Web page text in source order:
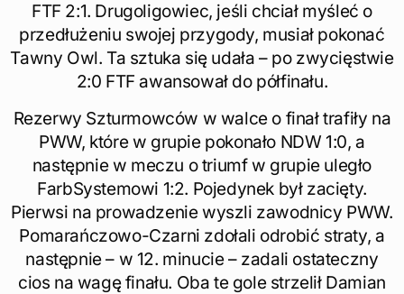
FTF 2:1. Drugoligowiec, jeśli chciał myśleć o
przedłużeniu swojej przygody, musiał pokonać
Tawny Owl. Ta sztuka się udała – po zwycięstwie
2:0 FTF awansował do półfinału.
Rezerwy Szturmowców w walce o finał trafiły na
PWW, które w grupie pokonało NDW 1:0, a
następnie w meczu o triumf w grupie uległo
FarbSystemowi 1:2. Pojedynek był zacięty.
Pierwsi na prowadzenie wyszli zawodnicy PWW.
Pomarańczowo-Czarni zdołali odrobić straty, a
następnie – w 12. minucie – zadali ostateczny
cios na wagę finału. Oba te gole strzelił Damian